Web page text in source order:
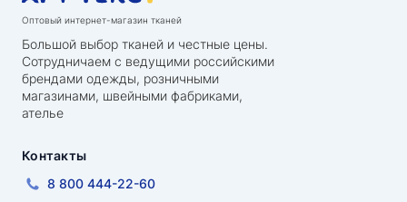
Оптовый интернет-магазин тканей
Большой выбор тканей и честные цены.
Сотрудничаем с ведущими российскими
брендами одежды, розничными
магазинами, швейными фабриками,
ателье
Контакты
8 800 444-22-60